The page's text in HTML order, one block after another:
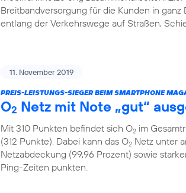
Breitbandversorgung für die Kunden in
entlang der Verkehrswege auf Straßen,
11. November 2019
PREIS-LEISTUNGS-SIEGER BEIM SMARTPHONE
O2 Netz mit Note „gut“
Mit 310 Punkten befindet sich O2 im
(312 Punkte). Dabei kann das O2 Netz unter
Netzabdeckung (99,96 Prozent) sowie
Ping-Zeiten punkten.